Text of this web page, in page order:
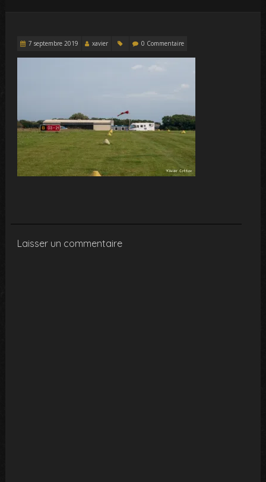
7 septembre 2019 xavier 0 Commentaire
Laisser un commentaire